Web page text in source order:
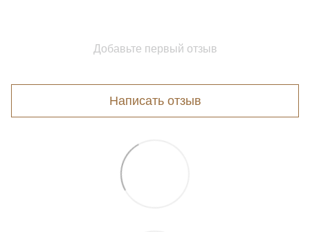
Добавьте первый отзыв
Написать отзыв